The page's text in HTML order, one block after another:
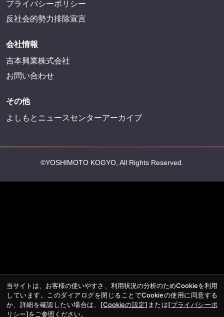
プライバシーポリシー
反社会的勢力排除宣言
会社情報
吉本興業株式会社
お問い合わせ
その他
よしもとニュースセンターアーカイブ
©YOSHIMOTO KOGYO, All Rights Reserved.
当サイトは、お客様の使いやすさ、利用状況の分析のためCookieを利用
しています。このダイアログを閉じることでCookieの使用に同意する
か、詳細を確認したい場合は、 [Cookieの設定] または[プライバシーポ
リシー]をご参照ください。